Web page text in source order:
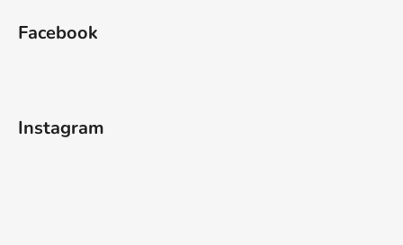
Facebook
Instagram